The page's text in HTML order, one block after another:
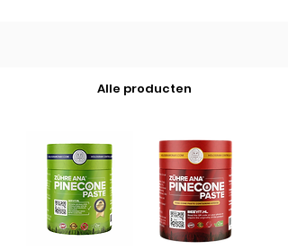
Alle producten